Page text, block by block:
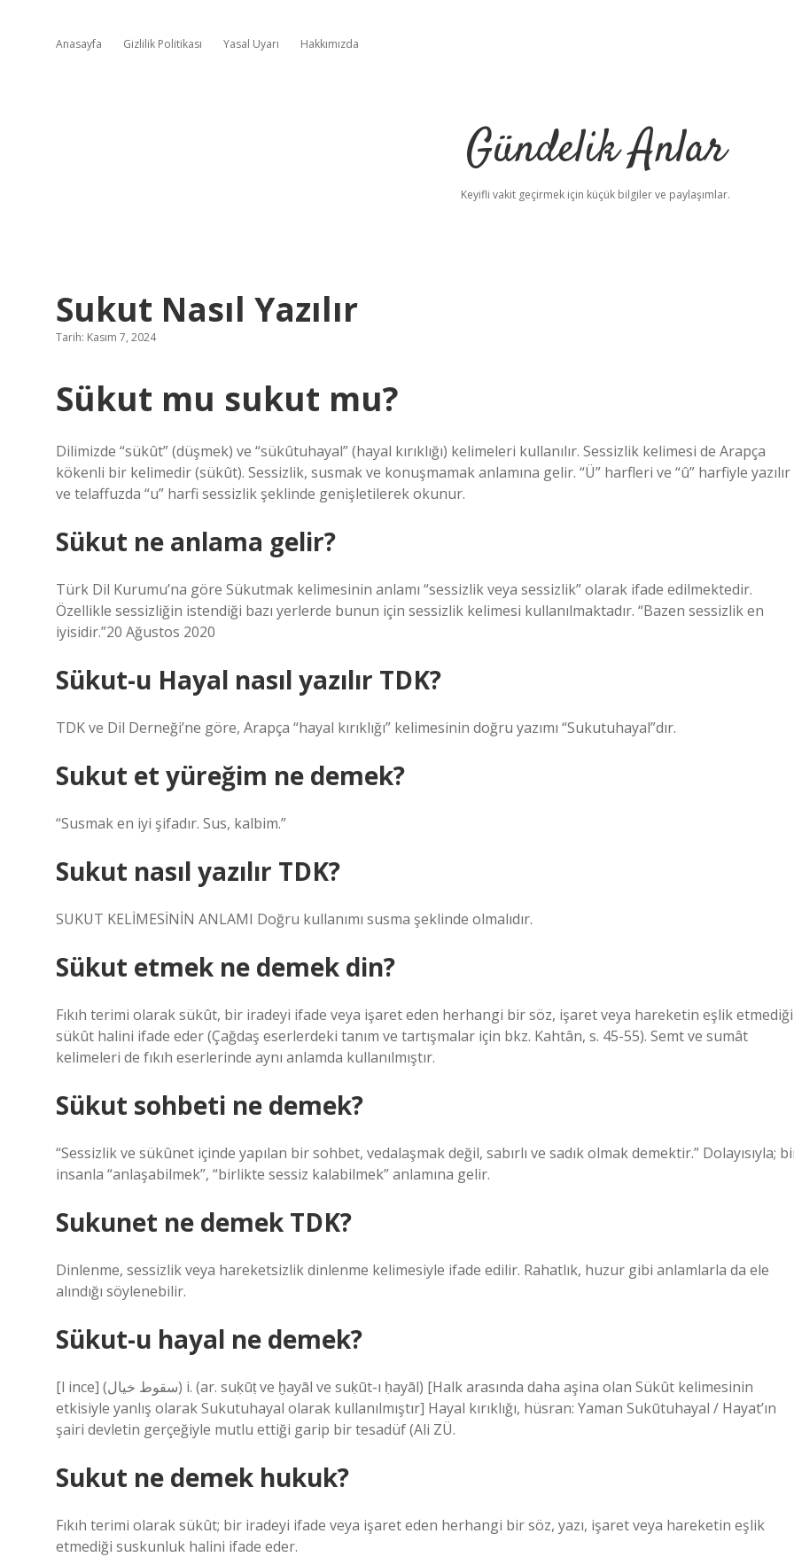
Anasayfa Gizlilik Politikası Yasal Uyarı Hakkımızda
Gündelik Anlar
Keyifli vakit geçirmek için küçük bilgiler ve paylaşımlar.
Sukut Nasıl Yazılır
Tarih: Kasım 7, 2024
Sükut mu sukut mu?
Dilimizde “sükût” (düşmek) ve “sükûtuhayal” (hayal kırıklığı) kelimeleri kullanılır. Sessizlik kelimesi de Arapça
kökenli bir kelimedir (sükût). Sessizlik, susmak ve konuşmamak anlamına gelir. “Ü” harfleri ve “û” harfiyle yazılır
ve telaffuzda “u” harfi sessizlik şeklinde genişletilerek okunur.
Sükut ne anlama gelir?
Türk Dil Kurumu’na göre Sükutmak kelimesinin anlamı “sessizlik veya sessizlik” olarak ifade edilmektedir.
Özellikle sessizliğin istendiği bazı yerlerde bunun için sessizlik kelimesi kullanılmaktadır. “Bazen sessizlik en
iyisidir.”20 Ağustos 2020
Sükut-u Hayal nasıl yazılır TDK?
TDK ve Dil Derneği’ne göre, Arapça “hayal kırıklığı” kelimesinin doğru yazımı “Sukutuhayal”dır.
Sukut et yüreğim ne demek?
“Susmak en iyi şifadır. Sus, kalbim.”
Sukut nasıl yazılır TDK?
SUKUT KELİMESİNİN ANLAMI Doğru kullanımı susma şeklinde olmalıdır.
Sükut etmek ne demek din?
Fıkıh terimi olarak sükût, bir iradeyi ifade veya işaret eden herhangi bir söz, işaret veya hareketin eşlik etmediği
sükût halini ifade eder (Çağdaş eserlerdeki tanım ve tartışmalar için bkz. Kahtân, s. 45-55). Semt ve sumât
kelimeleri de fıkıh eserlerinde aynı anlamda kullanılmıştır.
Sükut sohbeti ne demek?
“Sessizlik ve sükûnet içinde yapılan bir sohbet, vedalaşmak değil, sabırlı ve sadık olmak demektir.” Dolayısıyla;
insanla “anlaşabilmek”, “birlikte sessiz kalabilmek” anlamına gelir.
Sukunet ne demek TDK?
Dinlenme, sessizlik veya hareketsizlik dinlenme kelimesiyle ifade edilir. Rahatlık, huzur gibi anlamlarla da ele
alındığı söylenebilir.
Sükut-u hayal ne demek?
[l ince] (ﺳﻘﻮﻁ ﺧﻴﺎﻝ) i. (ar. suḳūṭ ve ḫayāl ve suḳūt-ı ḥayāl) [Halk arasında daha aşina olan Sükût kelimesinin
etkisiyle yanlış olarak Sukutuhayal olarak kullanılmıştır] Hayal kırıklığı, hüsran: Yaman Sukūtuhayal / Hayat’ın
şairi devletin gerçeğiyle mutlu ettiği garip bir tesadüf (Ali ZÜ.
Sukut ne demek hukuk?
Fıkıh terimi olarak sükût; bir iradeyi ifade veya işaret eden herhangi bir söz, yazı, işaret veya hareketin eşlik
etmediği suskunluk halini ifade eder.